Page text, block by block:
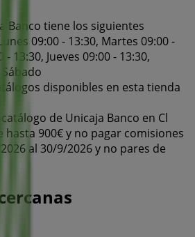
Banco tiene los siguientes
09:00 - 13:30, Martes 09:00 -
13:30, Jueves 09:00 - 13:30,
disponibles en esta tienda
de Unicaja Banco en Cl
hasta 900€ y no pagar comisiones
al 30/9/2026 y no pares de